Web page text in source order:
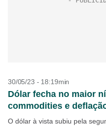
30/05/23 - 18:19min
Dólar fecha no maior
commodities e
O dólar à vista subiu pela